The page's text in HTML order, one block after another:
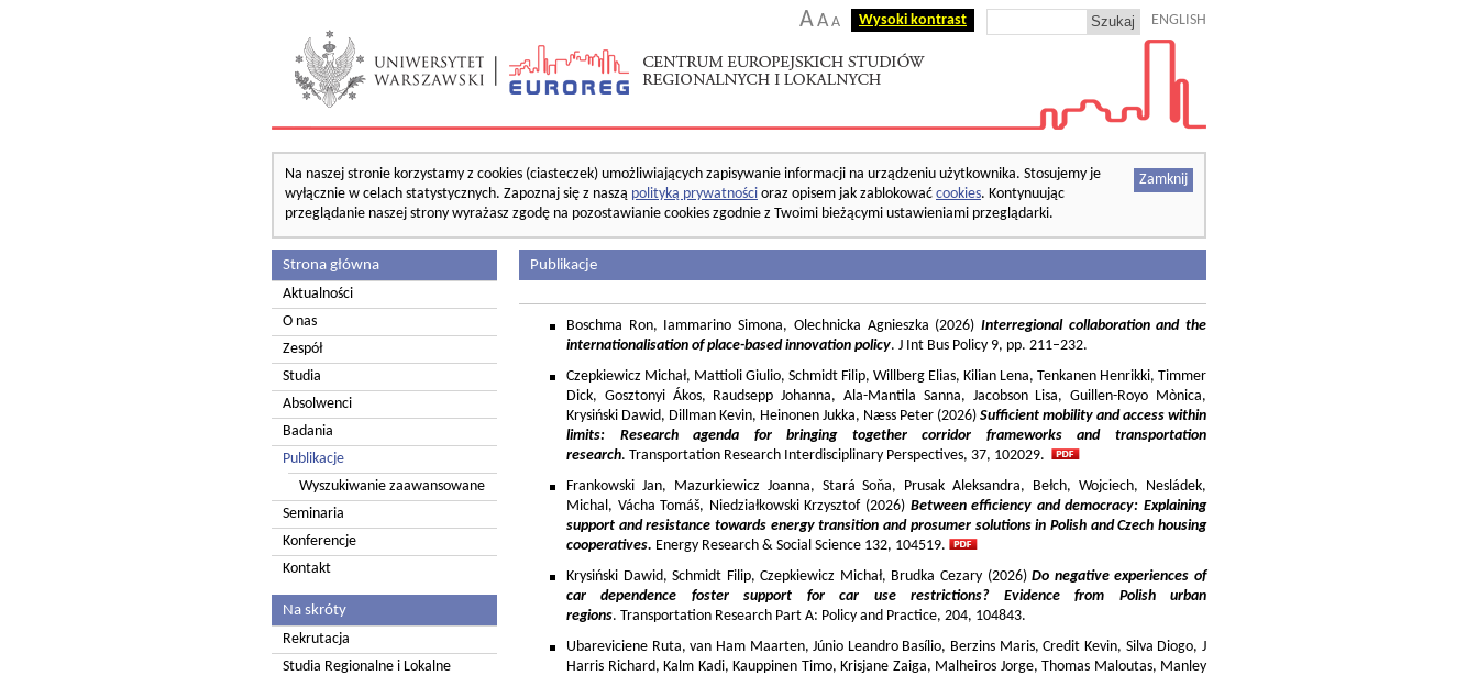
AA A Wysoki kontrast ENGLISH
Zamknij
Na naszej stronie korzystamy z cookies (ciasteczek) umożliwiających zapisywanie informacji na urządzeniu użytkownika. Stosujemy je
wyłącznie w celach statystycznych. Zapoznaj się z naszą polityką prywatności oraz opisem jak zablokować cookies. Kontynuując
przeglądanie naszej strony wyrażasz zgodę na pozostawianie cookies zgodnie z Twoimi bieżącymi ustawieniami przeglądarki.
Strona główna
Aktualności
O nas
Zespół
Studia
Absolwenci
Badania
Publikacje
Wyszukiwanie zaawansowane
Seminaria
Konferencje
Kontakt
Na skróty
Rekrutacja
Studia Regionalne i Lokalne
Publikacje
Boschma Ron, Iammarino Simona, Olechnicka Agnieszka (2026) Interregional collaboration and the
internationalisation of place-based innovation policy. J Int Bus Policy 9, pp. 211–232.
Czepkiewicz Michał, Mattioli Giulio, Schmidt Filip, Willberg Elias, Kilian Lena, Tenkanen Henrikki, Timmer
Dick, Gosztonyi Ákos, Raudsepp Johanna, Ala-Mantila Sanna, Jacobson Lisa, Guillen-Royo Mònica,
Krysiński Dawid, Dillman Kevin, Heinonen Jukka, Næss Peter (2026) Sufficient mobility and access within
limits: Research agenda for bringing together corridor frameworks and transportation
research. Transportation Research Interdisciplinary Perspectives, 37, 102029.
Frankowski Jan, Mazurkiewicz Joanna, Stará Soňa, Prusak Aleksandra, Bełch, Wojciech, Nesládek,
Michal, Vácha Tomáš, Niedziałkowski Krzysztof (2026) Between efficiency and democracy: Explaining
support and resistance towards energy transition and prosumer solutions in Polish and Czech housing
cooperatives. Energy Research & Social Science 132, 104519.
Krysiński Dawid, Schmidt Filip, Czepkiewicz Michał, Brudka Cezary (2026)Do negative experiences of
car dependence foster support for car use restrictions? Evidence from Polish urban
regions. Transportation Research Part A: Policy and Practice, 204, 104843.
Ubareviciene Ruta, van Ham Maarten, Júnio Leandro Basílio, Berzins Maris, Credit Kevin, Silva Diogo, J
Harris Richard, Kalm Kadi, Kauppinen Timo, Krisjane Zaiga, Malheiros Jorge, Thomas Maloutas, Manley